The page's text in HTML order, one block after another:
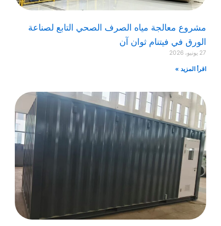
مشروع معالجة مياه الصرف الصحي التابع لصناعة
الورق في فيتنام ثوان آن
27 يونيو، 2026
اقرأ المزيد »